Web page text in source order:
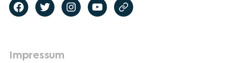
Impressum